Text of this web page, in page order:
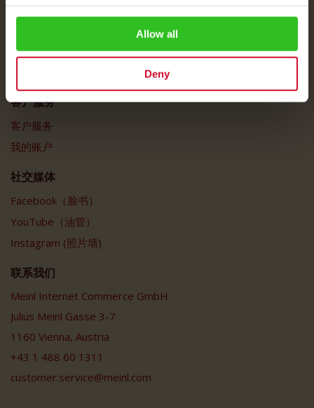
Allow all
Deny
公司信息 / 法律声明
数据保护
客户服务
客户服务
我的账户
社交媒体
Facebook（脸书）
YouTube（油管）
Instagram (照片墙)
联系我们
Meinl Internet Commerce GmbH
Julius Meinl Gasse 3-7
1160 Vienna, Austria
+43 1 488 60 1311
customer.service@meinl.com